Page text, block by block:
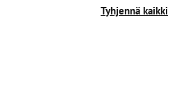
Tyhjennä kaikki